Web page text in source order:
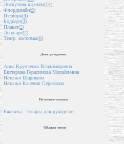
Лоскутная картина(14)
Флордизайн(9)
Пэчворк(4)
Бодиарт(3)
Плакат(2)
Ленд-арт(2)
Театр. костюмы(0)
День рождения
Анна Крупченко Владимировна
Екатерина Герасимова Михайловна
Наталья Шарикова
Наталья Каленик Сергеевна
Полезные ссылки
Ежевика - товары для рукоделия
Облако тегов